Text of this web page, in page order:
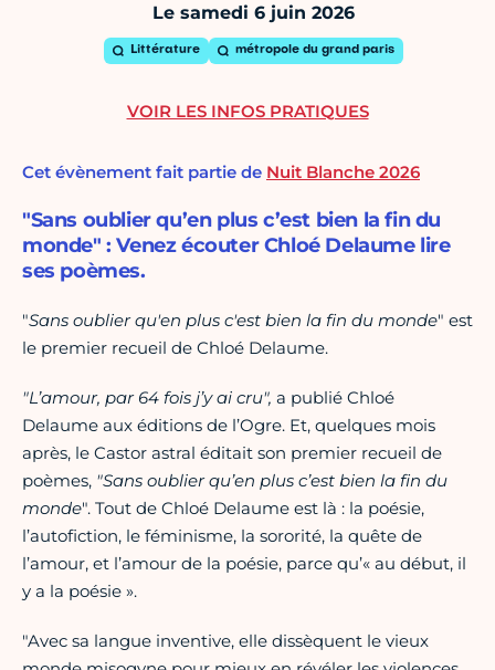
Le samedi 6 juin 2026
Littérature métropole du grand paris
Cet évènement fait partie de Nuit Blanche 2026
"Sans oublier qu’en plus c’est bien la fin du
monde" : Venez écouter Chloé Delaume lire
ses poèmes.
"Sans oublier qu'en plus c'est bien la fin du monde" est
le premier recueil de Chloé Delaume.
"L’amour, par 64 fois j’y ai cru", a publié Chloé
Delaume aux éditions de l’Ogre. Et, quelques mois
après, le Castor astral éditait son premier recueil de
poèmes, "Sans oublier qu’en plus c’est bien la fin du
monde". Tout de Chloé Delaume est là : la poésie,
l’autofiction, le féminisme, la sororité, la quête de
l’amour, et l’amour de la poésie, parce qu’« au début, il
y a la poésie ».
"Avec sa langue inventive, elle dissèquent le vieux
VOIR LES INFOS PRATIQUES